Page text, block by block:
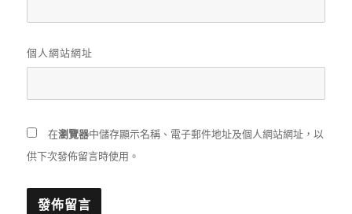
個人網站網址
在瀏覽器中儲存顯示名稱、電子郵件地址及個人網站網址，以
供下次發佈留言時使用。